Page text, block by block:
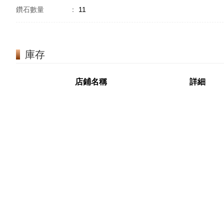
鑽石數量 ： 11
庫存
店鋪名稱 詳細